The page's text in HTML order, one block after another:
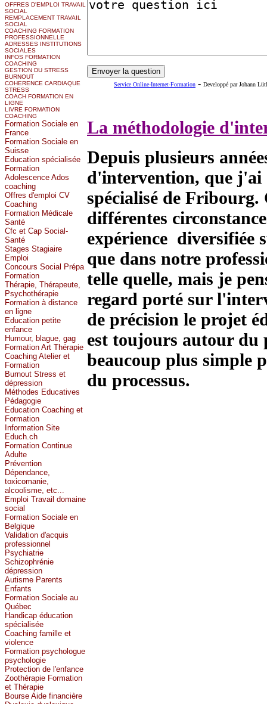
OFFRES D'EMPLOI TRAVAIL
SOCIAL
REMPLACEMENT TRAVAIL
SOCIAL
COACHING FORMATION
PROFESSIONNELLE
ADRESSES INSTITUTIONS
SOCIALES
INFOS FORMATION
COACHING
GESTION DU STRESS
BURNOUT
COHERENCE CARDIAQUE
STRESS
COACH FORMATION EN
LIGNE
LIVRE FORMATION
COACHING
Formation Sociale en
France
Formation Sociale en
Suisse
Education spécialisée
Formation
Adolescence Ados
coaching
Offres d'emploi CV
Coaching
Formation Médicale
Santé
Cfc et Cap Social-
Santé
Stages Stagiaire
Emploi
Concours Social Prépa
Formation
Thérapie, Thérapeute,
Psychothérapie
Formation à distance
en ligne
Education petite
enfance
Humour, blague, gag
Formation Art Thérapie
Coaching Atelier et
Formation
Burnout Stress et
dépression
Méthodes Educatives
Pédagogie
Education Coaching et
Formation
Information Site
Educh.ch
Formation Continue
Adulte
Prévention
Dépendance,
toxicomanie,
alcoolisme, etc...
Emploi Travail domaine
social
Formation Sociale en
Belgique
Validation d'acquis
professionnel
Psychiatrie
Schizophrénie
dépression
Autisme Parents
Enfants
Formation Sociale au
Québec
Handicap éducation
spécialisée
Coaching famille et
violence
Formation psychologue
psychologie
Protection de l'enfance
Zoothérapie Formation
et Thérapie
Bourse Aide financière
Service Online-Internet-Formation - Developpé par Johann
La méthodologie
Depuis plusieurs
d'intervention, que j'ai
spécialisé de
différentes
expérience diversifiée
que dans notre
telle quelle, mais je
regard porté sur
de précision le projet
est toujours autour du
beaucoup plus simple
du processus.